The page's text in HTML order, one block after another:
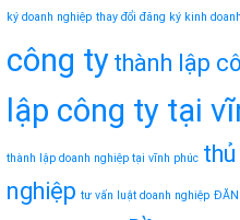
ký doanh nghiệp thay đổi đăng ký kinh doanh
công ty thành lập
lập công ty tại
thành lập doanh nghiệp tại vĩnh phúc
nghiệp tư vấn luật doanh nghiệp